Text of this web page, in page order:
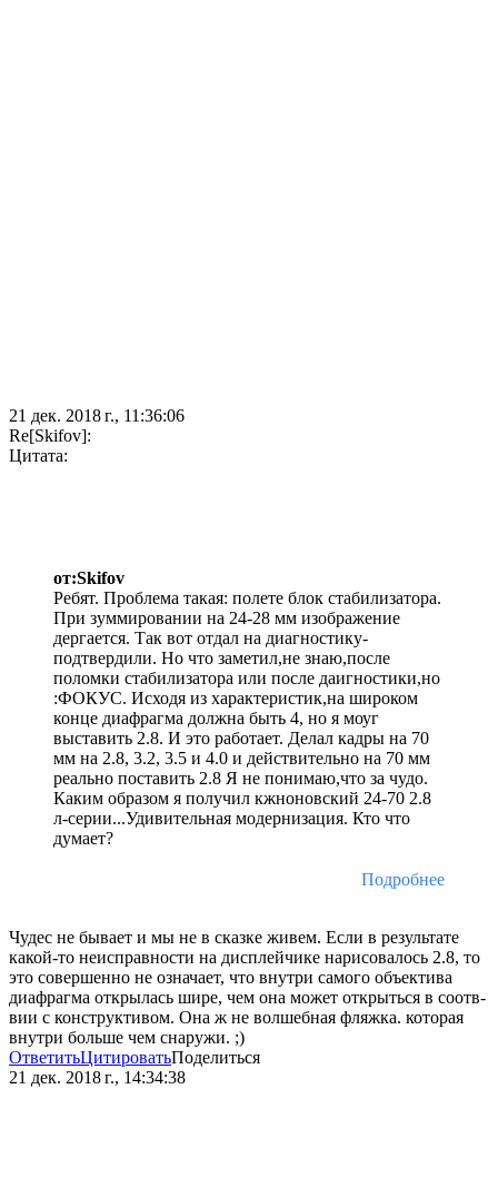
21 дек. 2018 г., 11:36:06
Re[Skifov]:
Цитата:
от:Skifov
Ребят. Проблема такая: полете блок стабилизатора.
При зуммировании на 24-28 мм изображение
дергается. Так вот отдал на диагностику-
подтвердили. Но что заметил,не знаю,после
поломки стабилизатора или после даигностики,но
:ФОКУС. Исходя из характеристик,на широком
конце диафрагма должна быть 4, но я моуг
выставить 2.8. И это работает. Делал кадры на 70
мм на 2.8, 3.2, 3.5 и 4.0 и действительно на 70 мм
реально поставить 2.8 Я не понимаю,что за чудо.
Каким образом я получил кжноновский 24-70 2.8
л-серии...Удивительная модернизация. Кто что
думает?
Подробнее
Чудес не бывает и мы не в сказке живем. Если в результате
какой-то неисправности на дисплейчике нарисовалось 2.8, то
это совершенно не означает, что внутри самого объектива
диафрагма открылась шире, чем она может открыться в соотв-
вии с конструктивом. Она ж не волшебная фляжка. которая
внутри больше чем снаружи. ;)
ОтветитьЦитироватьПоделиться
21 дек. 2018 г., 14:34:38